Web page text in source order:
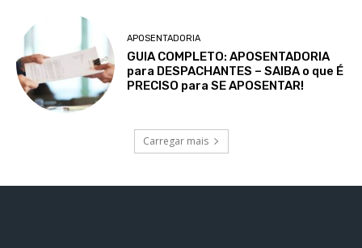
APOSENTADORIA
GUIA COMPLETO: APOSENTADORIA
para DESPACHANTES – SAIBA o que É
PRECISO para SE APOSENTAR!
Carregar mais